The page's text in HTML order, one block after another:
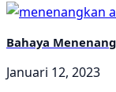
Bahaya
Januari 12, 2023